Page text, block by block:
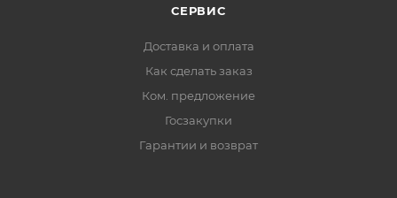
СЕРВИС
Доставка и оплата
Как сделать заказ
Ком. предложение
Госзакупки
Гарантии и возврат